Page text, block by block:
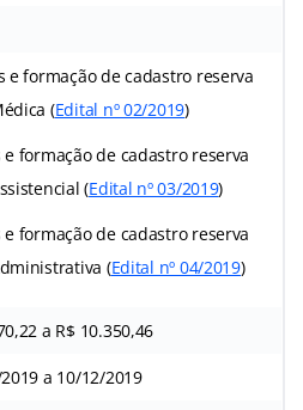
e formação de cadastro reserva
(Edital nº 02/2019)
e formação de cadastro reserva
(Edital nº 03/2019)
e formação de cadastro reserva
(Edital nº 04/2019)
a R$ 10.350,46
a 10/12/2019